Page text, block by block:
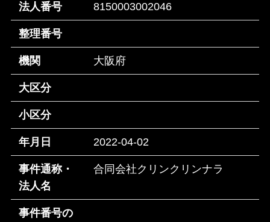
法人番号 8150003002046
整理番号
機関 大阪府
大区分
小区分
年月日 2022-04-02
事件通称・
法人名
合同会社クリンクリンナラ
事件番号の